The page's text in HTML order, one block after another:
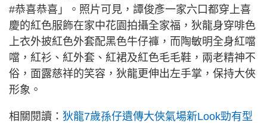
#恭喜恭喜」。照片可見，譚俊彥一家六口都穿上喜
慶的紅色服飾在家中花園拍攝全家福，狄龍身穿啡色
上衣外披紅色外套配黑色牛仔褲，而陶敏明全身紅噹
噹，紅衫、紅外套、紅裙及紅色毛毛鞋，兩老精神不
俗，面露慈祥的笑容，狄龍更伸出左手掌，保持大俠
形象。
相關閱讀： 狄龍7歲孫仔遺傳大俠氣場新Look勁有型